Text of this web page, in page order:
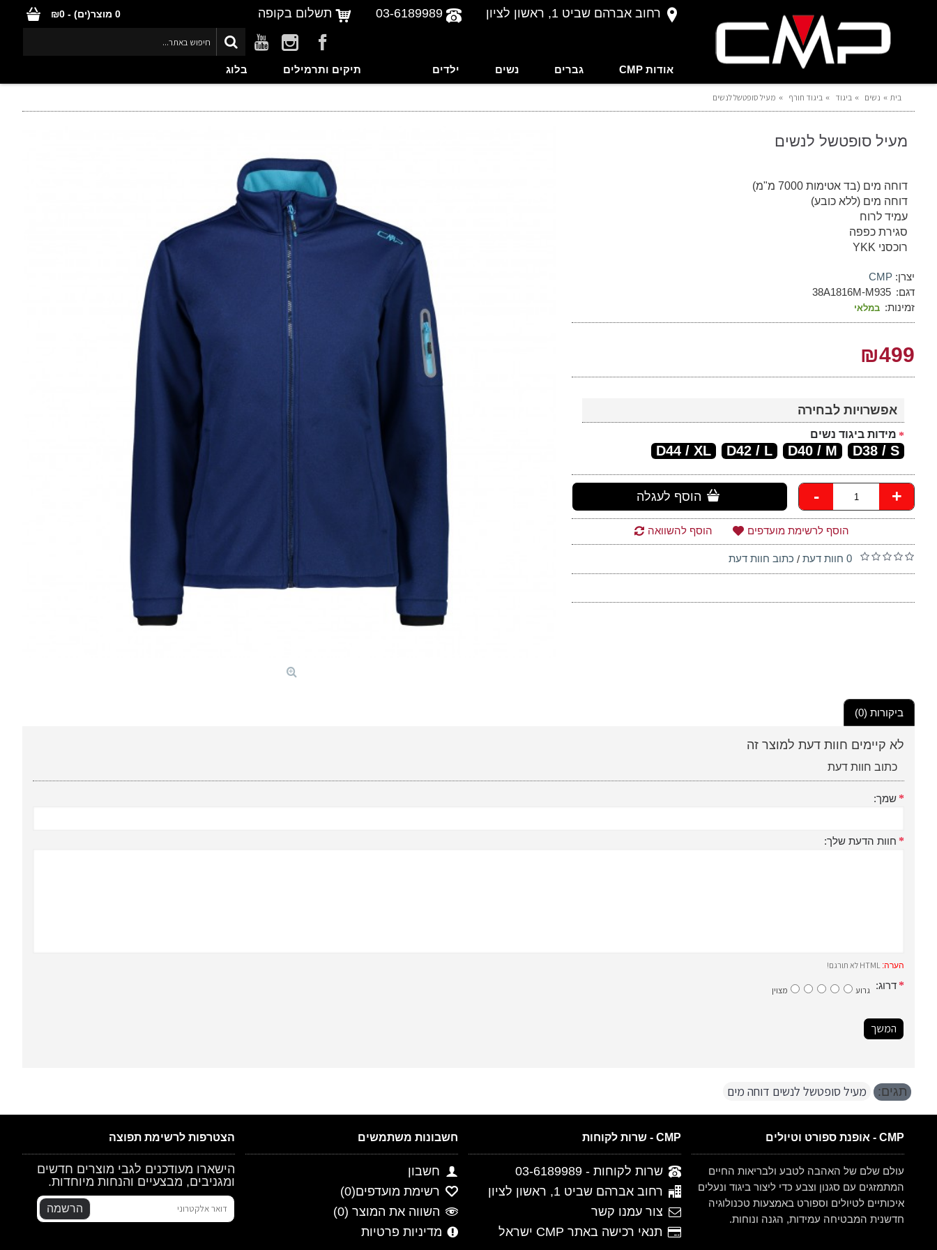
רחוב אברהם שביט 1, ראשון לציון 03-6189989 תשלום בקופה 0 מוצר(ים) - ₪0
אודות CMP גברים נשים ילדים תיקים ותרמילים בלוג
בית נשים ביגוד ביגוד חורף מעיל סופטשל לנשים
מעיל סופטשל לנשים
דוחה מים (בד אטימות 7000 מ"מ)
דוחה מים (ללא כובע)
עמיד לרוח
סגירת כפפה
רוכסני YKK
יצרן: CMP
דגם: 38A1816M-M935
זמינות: במלאי
₪499
אפשרויות לבחירה
מידות ביגוד נשים
D38 / S
D40 / M
D42 / L
D44 / XL
- + הוסף לעגלה
הוסף לרשימת מועדפים הוסף להשוואה
0 חוות דעת / כתוב חוות דעת
ביקורות (0)
לא קיימים חוות דעת למוצר זה
כתוב חוות דעת
שמך:
חוות הדעת שלך:
הערה:
דרוג: גרוע מצוין
המשך
תגים: מעיל סופטשל לנשים דוחה מים
CMP - אופנת ספורט וטיולים
עולם שלם של האהבה לטבע ולבריאות החיים
המתמזגים עם סגנון וצבע כדי ליצור ביגוד ונעלים
איכותיים לטיולים וספורט באמצעות טכנולוגיה
חדשנית המבטיחה עמידות, הגנה ונוחות.
CMP - שרות לקוחות
שרות לקוחות - 03-6189989
רחוב אברהם שביט 1, ראשון לציון
צור עמנו קשר
תנאי רכישה באתר CMP ישראל
חשבונות משתמשים
חשבון
רשימת מועדפים(0
)
השווה את המוצר (0
)
מדיניות פרטיות
הצטרפות לרשימת תפוצה
הישארו מעודכנים לגבי מוצרים חדשים
ומגניבים, מבצעיים והנחות מיוחדות.
הרשמה